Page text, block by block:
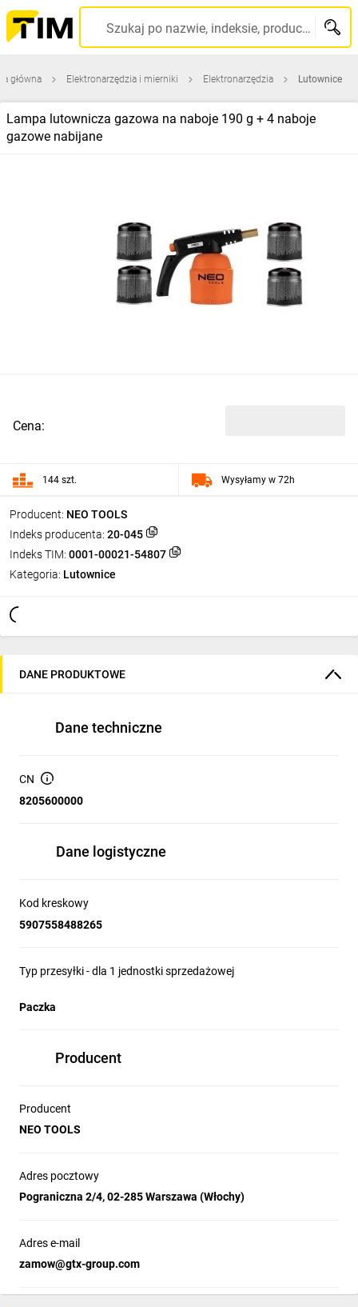
Szukaj po nazwie, indeksie, producencie, kodzie kreskowym...
główna Elektronarzędzia i mierniki Elektronarzędzia Lutownice
Lampa lutownicza gazowa na naboje 190 g + 4 naboje
gazowe nabijane
Producent: NEO TOOLS
Indeks producenta: 20-045
Indeks TIM: 0001-00021-54807
Kategoria: Lutownice
Cena:
144 szt. Wysyłamy w 72h
DANE PRODUKTOWE
Dane techniczne
CN
8205600000
Dane logistyczne
Kod kreskowy
5907558488265
Typ przesyłki - dla 1 jednostki sprzedażowej
Paczka
Producent
Producent
NEO TOOLS
Adres pocztowy
Pograniczna 2/4, 02-285 Warszawa (Włochy)
Adres e-mail
zamow@gtx-group.com